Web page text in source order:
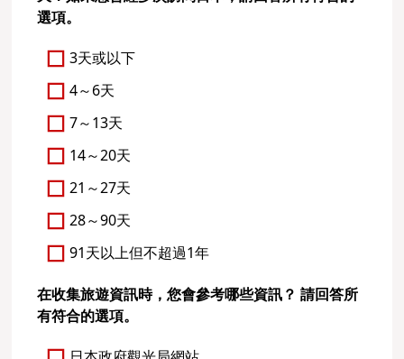
選項。
3天或以下
4～6天
7～13天
14～20天
21～27天
28～90天
91天以上但不超過1年
在收集旅遊資訊時，您會參考哪些資訊？ 請回答所
有符合的選項。